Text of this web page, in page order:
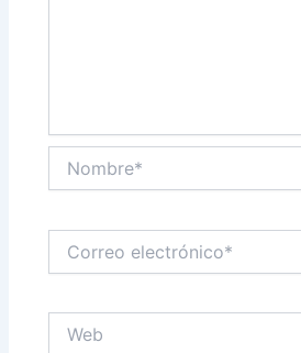
electrónico*